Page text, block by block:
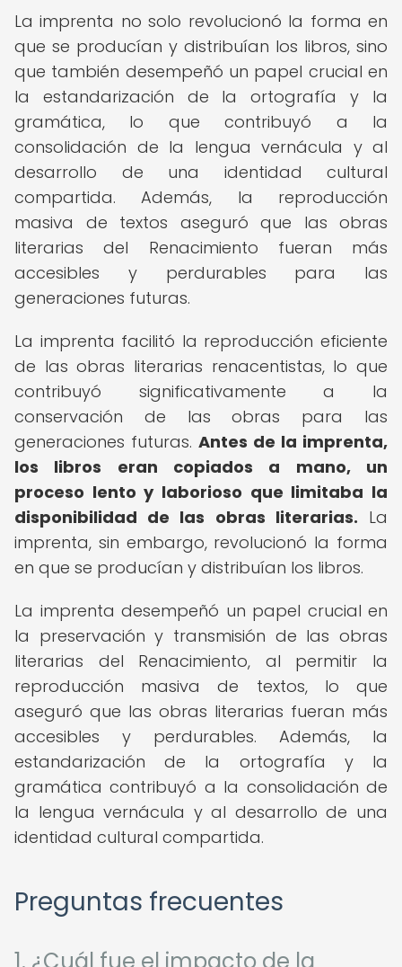
La imprenta no solo revolucionó la forma en
que se producían y distribuían los libros, sino
que también desempeñó un papel crucial en
la estandarización de la ortografía y la
gramática, lo que contribuyó a la
consolidación de la lengua vernácula y al
desarrollo de una identidad cultural
compartida. Además, la reproducción
masiva de textos aseguró que las obras
literarias del Renacimiento fueran más
accesibles y perdurables para las
generaciones futuras.
La imprenta facilitó la reproducción eficiente
de las obras literarias renacentistas, lo que
contribuyó significativamente a la
conservación de las obras para las
generaciones futuras. Antes de la imprenta,
los libros eran copiados a mano, un
proceso lento y laborioso que limitaba la
disponibilidad de las obras literarias. La
imprenta, sin embargo, revolucionó la forma
en que se producían y distribuían los libros.
La imprenta desempeñó un papel crucial en
la preservación y transmisión de las obras
literarias del Renacimiento, al permitir la
reproducción masiva de textos, lo que
aseguró que las obras literarias fueran más
accesibles y perdurables. Además, la
estandarización de la ortografía y la
gramática contribuyó a la consolidación de
la lengua vernácula y al desarrollo de una
identidad cultural compartida.
Preguntas frecuentes